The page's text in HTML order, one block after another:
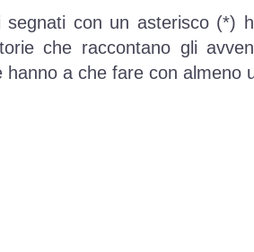
segnati con un asterisco (*)
che raccontano gli
hanno a che fare con almeno